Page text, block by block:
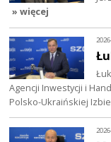
» więcej
Agencji Inwestycji i
Polsko-Ukraińskiej